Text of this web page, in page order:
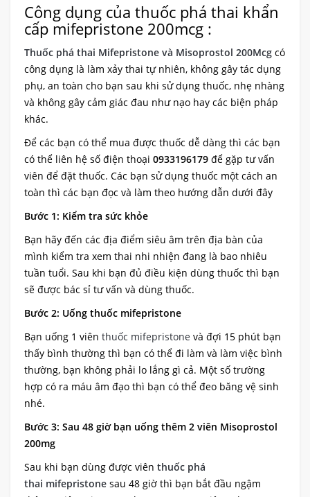
Công dụng của thuốc phá thai khẩn
cấp mifepristone 200mcg :
Thuốc phá thai Mifepristone và Misoprostol 200Mcg có
công dụng là làm xảy thai tự nhiên, không gây tác dụng
phụ, an toàn cho bạn sau khi sử dụng thuốc, nhẹ nhàng
và không gây cảm giác đau như nạo hay các biện pháp
khác.
Để các bạn có thể mua được thuốc dễ dàng thì các bạn
có thể liên hệ số điện thoại 0933196179 để gặp tư vấn
viên để đặt thuốc. Các bạn sử dụng thuốc một cách an
toàn thì các bạn đọc và làm theo hướng dẫn dưới đây
Bước 1: Kiểm tra sức khỏe
Bạn hãy đến các địa điểm siêu âm trên địa bàn của
mình kiểm tra xem thai nhi nhiện đang là bao nhiêu
tuần tuổi. Sau khi bạn đủ điều kiện dùng thuốc thì bạn
sẽ được bác sỉ tư vấn và dùng thuốc.
Bước 2: Uống thuốc mifepristone
Bạn uống 1 viên thuốc mifepristone và đợi 15 phút bạn
thấy bình thường thì bạn có thể đi làm và làm việc bình
thường, bạn không phải lo lắng gì cả. Một số trường
hợp có ra máu âm đạo thì bạn có thể đeo băng vệ sinh
nhé.
Bước 3: Sau 48 giờ bạn uống thêm 2 viên Misoprostol
200mg
Sau khi bạn dùng được viên thuốc phá
thai mifepristone sau 48 giờ thì bạn bắt đầu ngậm